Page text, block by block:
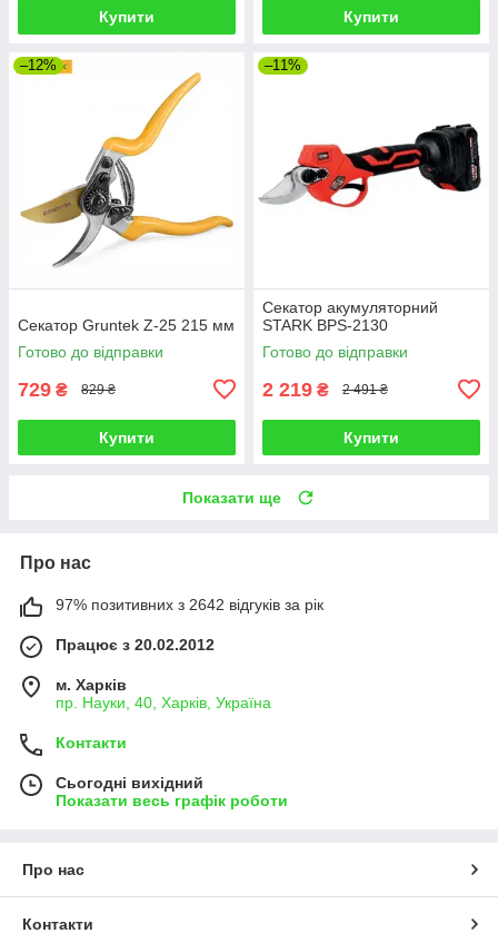
Купити Купити
–12%
Секатор Gruntek Z-25 215 мм
Готово до відправки
729 ₴ 829 ₴
Купити
–11%
Секатор акумуляторний
STARK BPS-2130
Готово до відправки
2 219 ₴ 2 491 ₴
Купити
Показати ще
Про нас
97% позитивних з 2642 відгуків за рік
Працює з 20.02.2012
м. Харків
пр. Науки, 40, Харків, Україна
Контакти
Сьогодні вихідний
Показати весь графік роботи
Про нас
Контакти